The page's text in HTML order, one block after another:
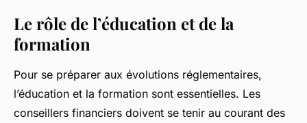
Le rôle de l’éducation et de la
formation
Pour se préparer aux évolutions réglementaires,
l’éducation et la formation sont essentielles. Les
conseillers financiers doivent se tenir au courant des